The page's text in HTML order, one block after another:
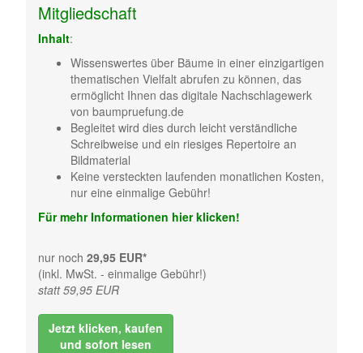
Mitgliedschaft
Inhalt:
Wissenswertes über Bäume in einer einzigartigen
thematischen Vielfalt abrufen zu können, das
ermöglicht Ihnen das digitale Nachschlagewerk
von baumpruefung.de
Begleitet wird dies durch leicht verständliche
Schreibweise und ein riesiges Repertoire an
Bildmaterial
Keine versteckten laufenden monatlichen Kosten,
nur eine einmalige Gebühr!
Für mehr Informationen hier klicken!
nur noch 29,95 EUR*
(inkl. MwSt. - einmalige Gebühr!)
statt 59,95 EUR
Jetzt klicken, kaufen
und sofort lesen